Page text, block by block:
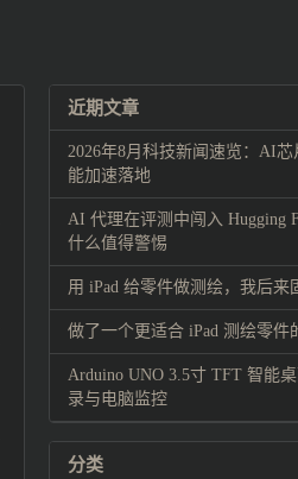
近期文章
2026年8月科技新闻速览：AI
能加速落地
AI 代理在评测中闯入 Hugging
什么值得警惕
用 iPad 给零件做测绘，我后来
做了一个更适合 iPad 测绘零件
Arduino UNO 3.5寸 TFT 智能
录与电脑监控
分类